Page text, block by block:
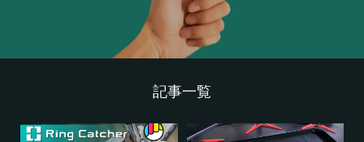
記事一覧